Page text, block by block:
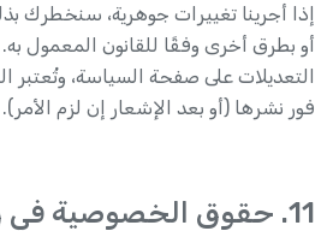
إذا أجرينا تغييرات جوهرية، سنخطرك
أو بطرق أخرى وفقًا للقانون المعمول
التعديلات على صفحة السياسة، وتُعتبر
فور نشرها (أو بعد الإشعار إن لزم الأمر).
11. حقوق الخصوصية في ولاية كاليفورنيا